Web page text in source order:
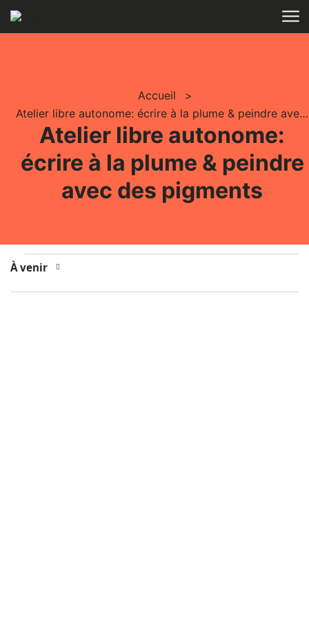
Aller au contenu
Atelier libre autonome:
écrire à la plume & peindre
avec des pigments
Accueil
>
Atelier libre autonome: écrire à la plume & peindre avec des pigments
Évènements
À venir
Sélectionnez